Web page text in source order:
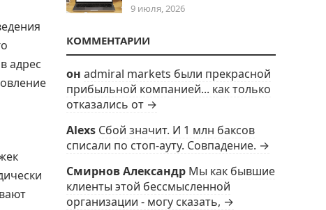
адрес
9 июля, 2026
КОММЕНТАРИИ
он admiral markets были прекрасной
прибыльной компанией... как только
отказались от →
Alexs Сбой значит. И 1 млн баксов
списали по стоп-ауту. Совпадение. →
Смирнов Александр Мы как бывшие
клиенты этой бессмысленной
организации - могу сказать, →